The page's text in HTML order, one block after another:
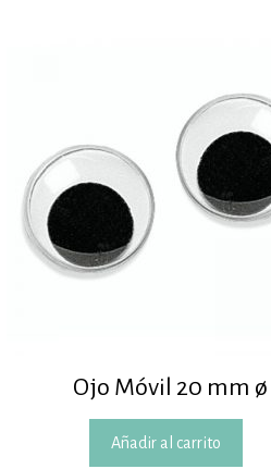
Ojo Móvil 20 mm ø
Añadir al carrito